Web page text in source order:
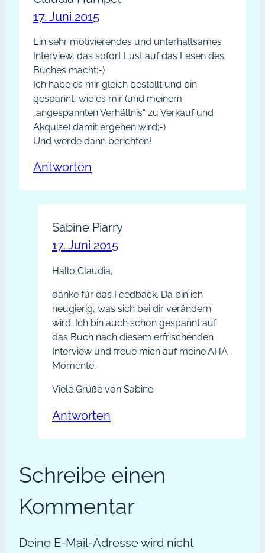
17. Juni 2015
Ein sehr motivierendes und unterhaltsames
Interview, das sofort Lust auf das Lesen des
Buches macht;-)
Ich habe es mir gleich bestellt und bin
gespannt, wie es mir (und meinem
„angespannten Verhältnis“ zu Verkauf und
Akquise) damit ergehen wird;-)
Und werde dann berichten!
Antworten
Sabine Piarry
17. Juni 2015
Hallo Claudia,
danke für das Feedback. Da bin ich
neugierig, was sich bei dir verändern
wird. Ich bin auch schon gespannt auf
das Buch nach diesem erfrischenden
Interview und freue mich auf meine AHA-
Momente.
Viele Grüße von Sabine
Antworten
Schreibe einen
Kommentar
Deine E-Mail-Adresse wird nicht